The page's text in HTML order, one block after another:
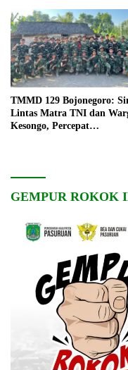
TMMD 129 Bojonegoro:
Lintas Matra TNI dan
Kesongo, Percepat
GEMPUR ROKOK